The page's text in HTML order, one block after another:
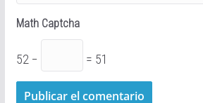
Math Captcha
52 − = 51